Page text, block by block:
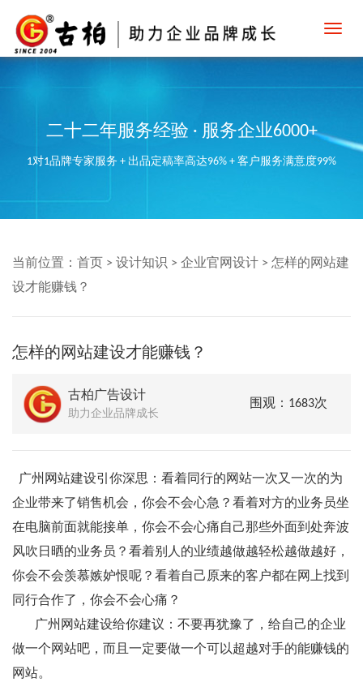
二十二年服务经验 · 服务企业6000+
1对1品牌专家服务 + 出品定稿率高达96% + 客户服务满意度99%
当前位置： 首页 > 设计知识 > 企业官网设计 > 怎样的网站建
设才能赚钱？
怎样的网站建设才能赚钱？
古柏广告设计
助力企业品牌成长
围观：1683次
广州网站建设引你深思：看着同行的网站一次又一次的为
企业带来了销售机会，你会不会心急？看着对方的业务员坐
在电脑前面就能接单，你会不会心痛自己那些外面到处奔波
风吹日晒的业务员？看着别人的业绩越做越轻松越做越好，
你会不会羡慕嫉妒恨呢？看着自己原来的客户都在网上找到
同行合作了，你会不会心痛？
广州网站建设给你建议：不要再犹豫了，给自己的企业
做一个网站吧，而且一定要做一个可以超越对手的能赚钱的
网站。